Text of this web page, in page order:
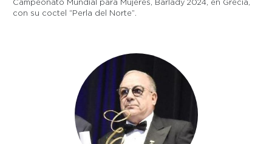
Campeonato Mundial para Mujeres, Barlady 2024, en Grecia,
con su coctel “Perla del Norte”.